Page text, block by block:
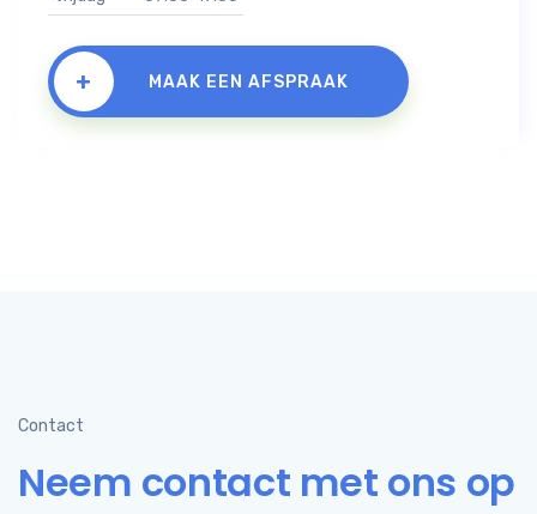
+ MAAK EEN AFSPRAAK
Contact
Neem contact met ons op